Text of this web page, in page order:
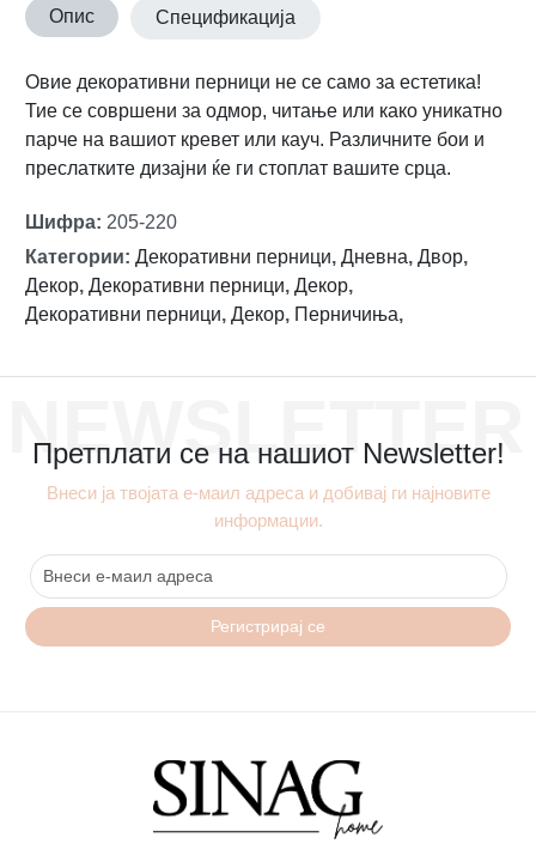
Опис Спецификација
Овие декоративни перници не се само за естетика!
Тие се совршени за одмор, читање или како уникатно
парче на вашиот кревет или кауч. Различните бои и
преслатките дизајни ќе ги стоплат вашите срца.
Шифра: 205-220
Категории: Декоративни перници, Дневна, Двор,
Декор, Декоративни перници, Декор,
Декоративни перници, Декор, Перничиња,
NEWSLETTER
Претплати се на нашиот Newsletter!
Внеси ја твојата е-маил адреса и добивај ги најновите
информации.
Регистрирај се